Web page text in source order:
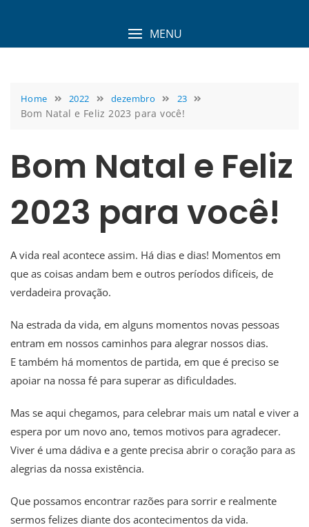
MENU
Home 2022 dezembro 23
Bom Natal e Feliz 2023 para você!
Bom Natal e Feliz
2023 para você!
A vida real acontece assim. Há dias e dias! Momentos em
que as coisas andam bem e outros períodos difíceis, de
verdadeira provação.
Na estrada da vida, em alguns momentos novas pessoas
entram em nossos caminhos para alegrar nossos dias.
E também há momentos de partida, em que é preciso se
apoiar na nossa fé para superar as dificuldades.
Mas se aqui chegamos, para celebrar mais um natal e viver a
espera por um novo ano, temos motivos para agradecer.
Viver é uma dádiva e a gente precisa abrir o coração para as
alegrias da nossa existência.
Que possamos encontrar razões para sorrir e realmente
sermos felizes diante dos acontecimentos da vida.